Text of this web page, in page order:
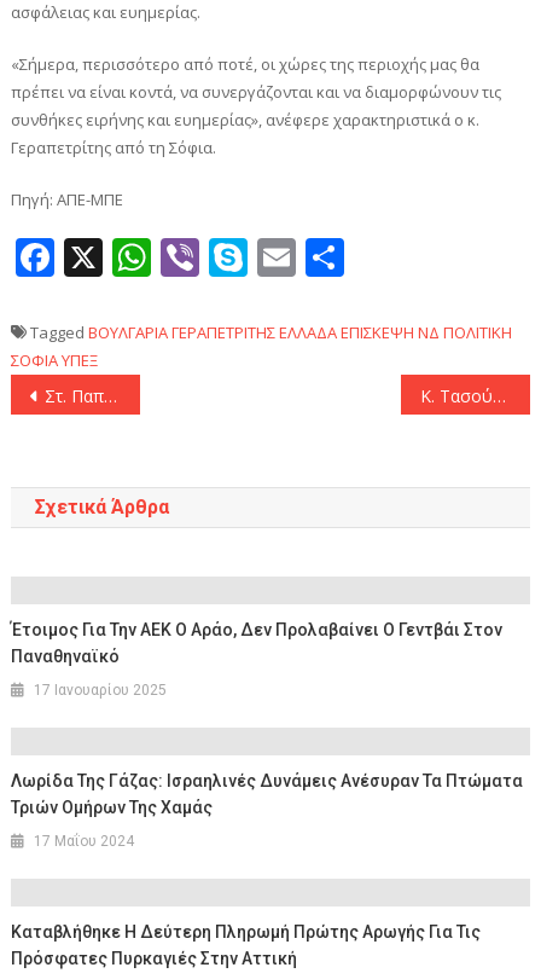
ασφάλειας και ευημερίας.
«Σήμερα, περισσότερο από ποτέ, οι χώρες της περιοχής μας θα
πρέπει να είναι κοντά, να συνεργάζονται και να διαμορφώνουν τις
συνθήκες ειρήνης και ευημερίας», ανέφερε χαρακτηριστικά ο κ.
Γεραπετρίτης από τη Σόφια.
Πηγή: ΑΠΕ-ΜΠΕ
Facebook
X WhatsApp
ViberSkype
Email
Tagged ΒΟΥΛΓΑΡΙΑΓΕΡΑΠΕΤΡΙΤΗΣΕΛΛΑΔΑΕΠΙΣΚΕΨΗ ΝΔ ΠΟΛΙΤΙΚΗ
ΣΟΦΙΑΥΠΕΞ
Πλοήγηση
Στ. Παπασταύρου στο Atlantic Council Global Energy Forum: «Ελλάδα και Κύπρος στρατηγικός κόμβος στη νέα ενεργειακή γεωμετρία» Κ. Τασούλας στο Δίστομο: «Δικαίωση είναι να νοιαζόμαστε για τον τόπο μας»
Σχετικά Άρθρα
Έτοιμος Για Την ΑΕΚ Ο Αράο, Δεν Προλαβαίνει Ο Γεντβάι Στον
Παναθηναϊκό
17 Ιανουαρίου 2025
Λωρίδα Της Γάζας: Ισραηλινές Δυνάμεις Ανέσυραν Τα Πτώματα
Τριών Ομήρων Της Χαμάς
17 Μαΐου 2024
Καταβλήθηκε Η Δεύτερη Πληρωμή Πρώτης Αρωγής Για Τις
Πρόσφατες Πυρκαγιές Στην Αττική